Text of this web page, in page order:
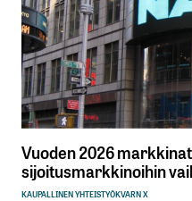
Vuoden 2026
sijoitusmarkkinoihin
KAUPALLINEN YHTEISTYÖKVARN X